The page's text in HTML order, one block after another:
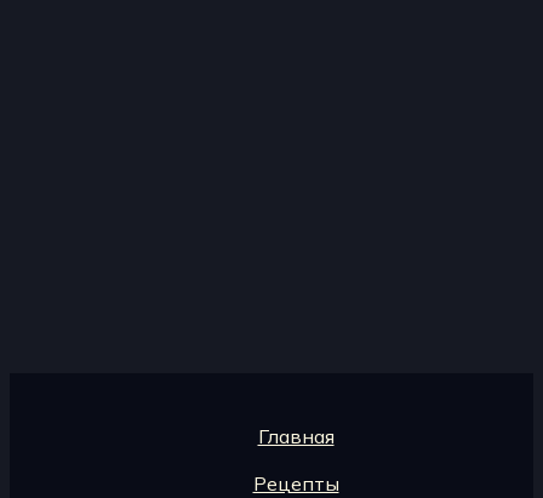
Главная
Рецепты